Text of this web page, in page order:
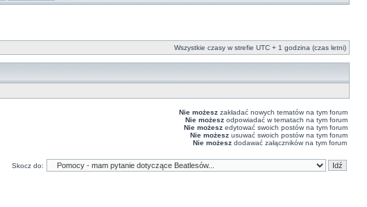
Wszystkie czasy w strefie UTC + 1 godzina (czas letni)
Nie możesz zakładać nowych tematów na tym forum
Nie możesz odpowiadać w tematach na tym forum
Nie możesz edytować swoich postów na tym forum
Nie możesz usuwać swoich postów na tym forum
Nie możesz dodawać załączników na tym forum
Skocz do: